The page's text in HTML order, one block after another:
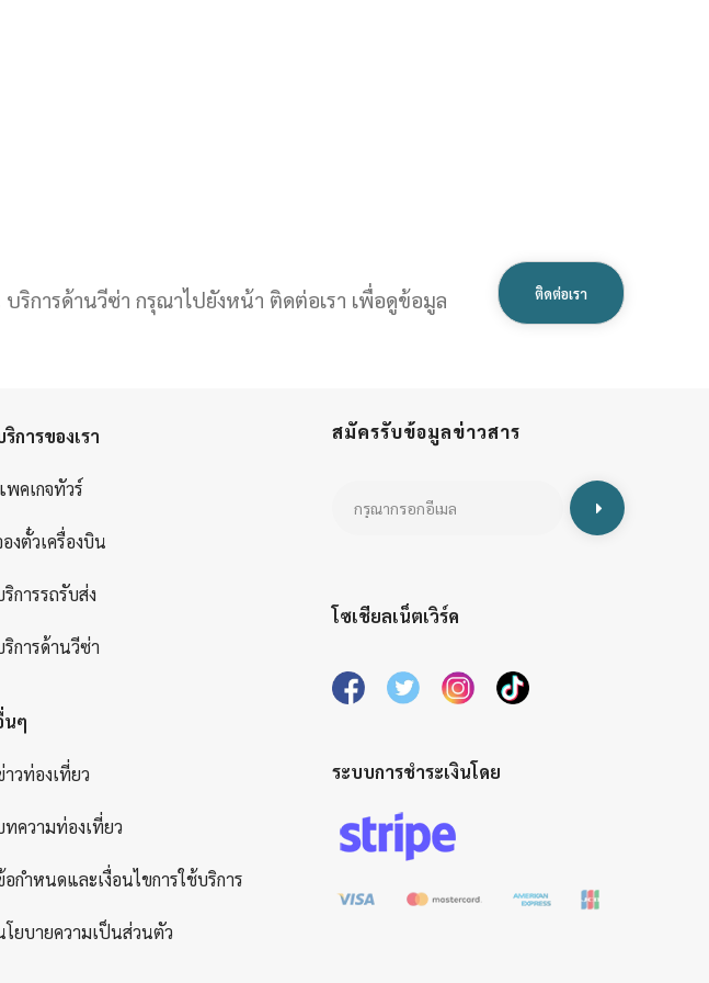
ริการด้านวีซ่า กรุณาไปยังหน้า ติดต่อเรา เพื่อดูข้อมูล
ติดต่อเรา
ริการของเรา
พคเกจทัวร์
องตั๋วเครื่องบิน
การรถรับส่ง
ริการด้านวีซ่า
นๆ
าวท่องเที่ยว
ทความท่องเที่ยว
อกำหนดและเงื่อนไขการใช้บริการ
โยบายความเป็นส่วนตัว
สมัครรับข้อมูลข่าวสาร
โซเชียลเน็ตเวิร์ค
ระบบการชำระเงินโดย